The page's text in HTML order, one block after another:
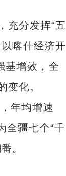
充分发挥“五
喀什经济开
基增效，全
变化。
年均增速
全疆七个“千
。